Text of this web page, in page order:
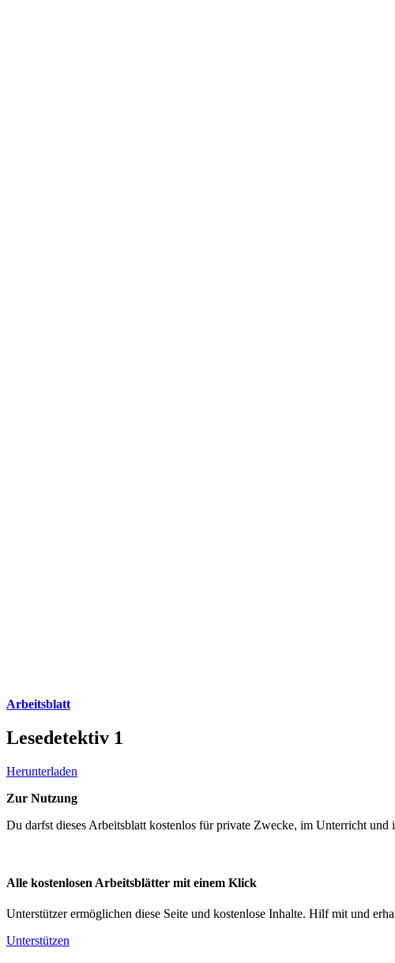
Arbeitsblatt
Lesedetektiv 1
Herunterladen
Zur Nutzung
Du darfst dieses Arbeitsblatt kostenlos für private Zwecke, im Unterricht
Alle kostenlosen Arbeitsblätter mit einem Klick
Unterstützer ermöglichen diese Seite und kostenlose Inhalte. Hilf mit und
Unterstützen